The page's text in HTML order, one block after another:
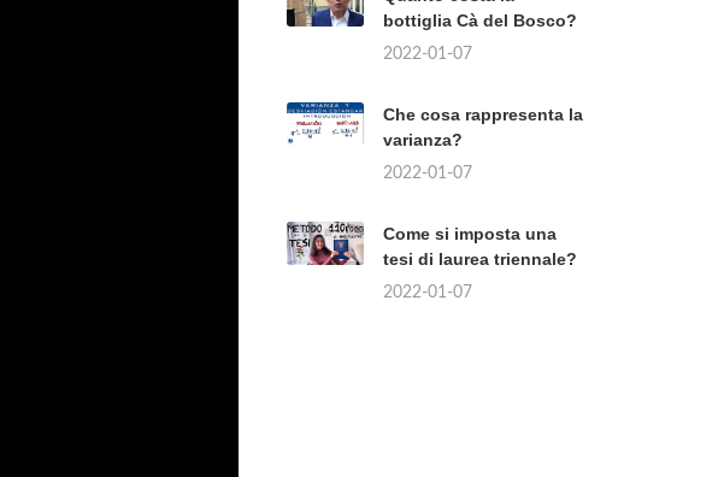
bottiglia Cà del Bosco?
2022-01-07
Che cosa rappresenta la
varianza?
2022-01-07
Come si imposta una
tesi di laurea triennale?
2022-01-07